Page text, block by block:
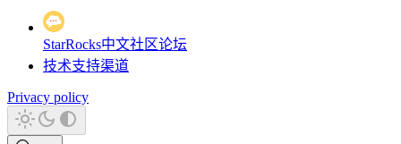
StarRocks中文社区论坛
技术支持渠道
Privacy policy